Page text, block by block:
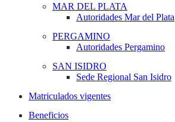
MAR DEL PLATA
Autoridades Mar del Plata
PERGAMINO
Autoridades Pergamino
SAN ISIDRO
Sede Regional San Isidro
Matriculados vigentes
Beneficios